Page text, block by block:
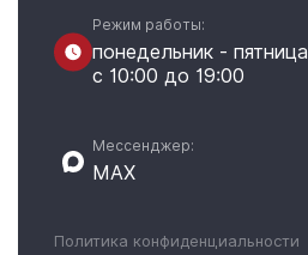
Режим работы:
понедельник - пятница
с 10:00 до 19:00
Мессенджер:
MAX
Политика конфиденциальности